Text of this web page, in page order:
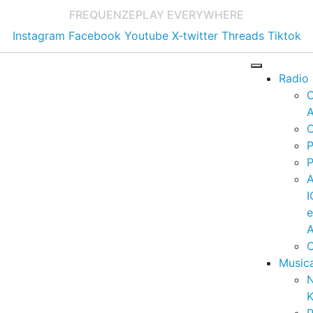
FREQUENZEPLAY EVERYWHERE
Instagram Facebook Youtube X-twitter Threads Tiktok
Radio
e